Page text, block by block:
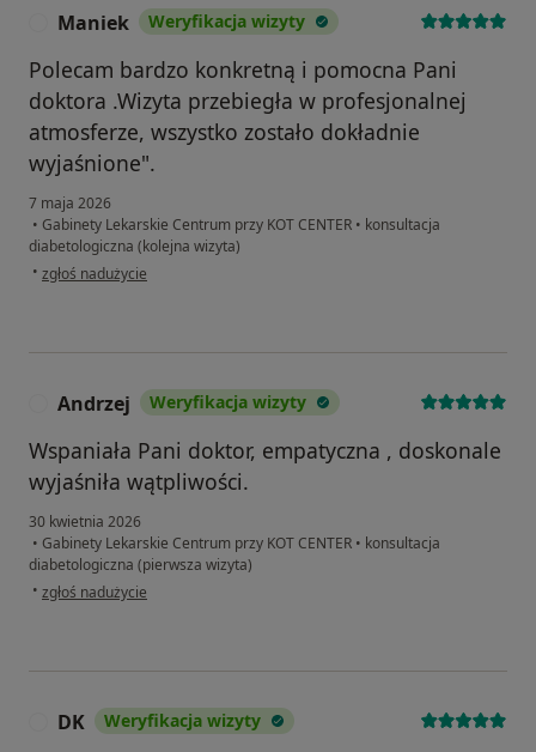
Maniek Weryfikacja wizyty
Polecam bardzo konkretną i pomocna Pani
doktora .Wizyta przebiegła w profesjonalnej
atmosferze, wszystko zostało dokładnie
wyjaśnione".
7 maja 2026
• Gabinety Lekarskie Centrum przy KOT CENTER • konsultacja
diabetologiczna (kolejna wizyta)
• w opinii użytkownika Maniek
zgłoś nadużycie
Andrzej Weryfikacja wizyty
Wspaniała Pani doktor, empatyczna , doskonale
wyjaśniła wątpliwości.
30 kwietnia 2026
• Gabinety Lekarskie Centrum przy KOT CENTER • konsultacja
diabetologiczna (pierwsza wizyta)
• w opinii użytkownika Andrzej
zgłoś nadużycie
DK Weryfikacja wizyty